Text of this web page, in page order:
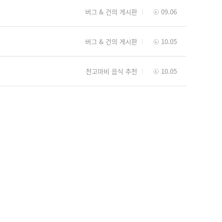
버그 & 건의 게시판 09.06
버그 & 건의 게시판 10.05
천고마비 음식 추천 10.05